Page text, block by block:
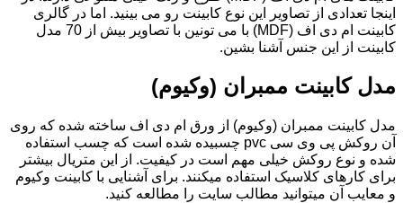
اینجا تعدادی از تصاویر این نوع کابینت رو می بینید. اما در گالری
کابینت ام دی اف (MDF) با می تونین با تصاویر بیش از 70 مدل
کابینت از این جنس آشنا بشین.
مدل کابینت ممبران (وکیوم)
مدل کابینت ممبران (وکیوم) از ورق ام دی اف ساخته شده که روی
آن روکش پی وی سی pvc چسبیده شده است که چسب استفاده
شده و نوع روکش خیلی مهم است در کیفیت. از این متریال بیشتر
برای کارهای کلاسیک استفاده میکنند. برای آشنایی با کابینت وکیوم
و معایب آن میتوانید مطالب سایت را مطالعه کنید.